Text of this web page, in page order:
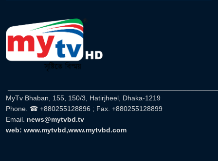
MyTv Bhaban, 155, 150/3, Hatirjheel, Dhaka-1219
Phone. ☎ +880255128896 ; Fax. +880255128899
Email. news@mytvbd.tv
web: www.mytvbd,www.mytvbd.com